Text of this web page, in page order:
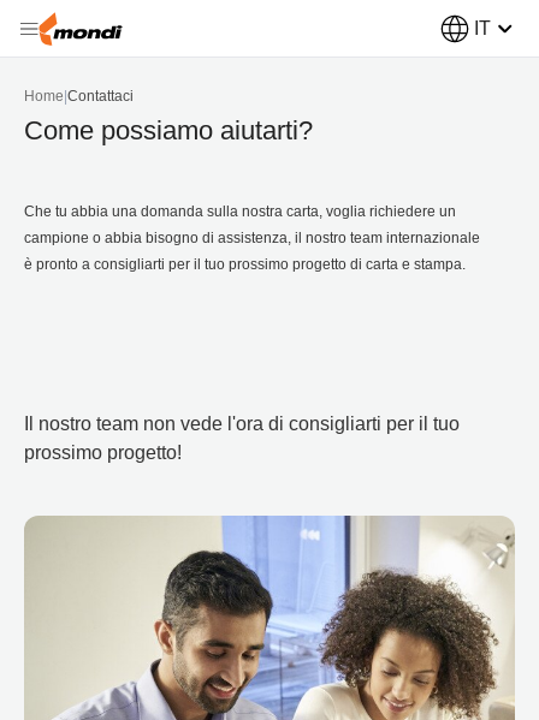
IT
Home Contattaci
Come possiamo aiutarti?
Che tu abbia una domanda sulla nostra carta, voglia richiedere un
campione o abbia bisogno di assistenza, il nostro team internazionale
è pronto a consigliarti per il tuo prossimo progetto di carta e stampa.
Il nostro team non vede l'ora di consigliarti per il tuo
prossimo progetto!